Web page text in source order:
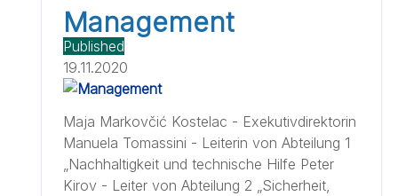
Management
Published
19.11.2020
Maja Markovčić Kostelac - Exekutivdirektorin
Manuela Tomassini - Leiterin von Abteilung 1
„Nachhaltigkeit und technische Hilfe Peter
Kirov - Leiter von Abteilung 2 „Sicherheit,